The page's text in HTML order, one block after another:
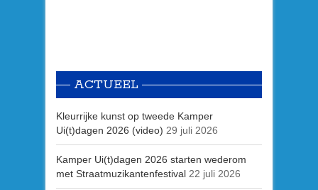
ACTUEEL
Kleurrijke kunst op tweede Kamper
Ui(t)dagen 2026 (video) 29 juli 2026
Kamper Ui(t)dagen 2026 starten wederom
met Straatmuzikantenfestival 22 juli 2026